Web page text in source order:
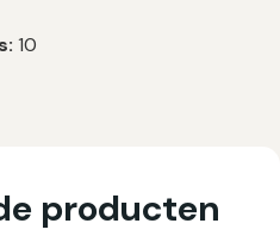
10
producten